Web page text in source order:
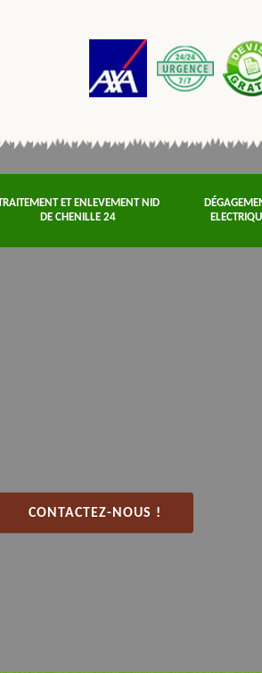
ET ENLEVEMENT NID
DE CHENILLE 24
CONTACTEZ-NOUS !